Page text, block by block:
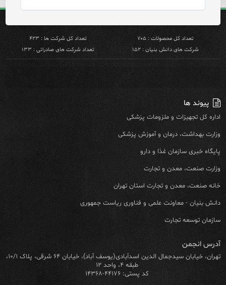
تعداد کل محصولات : ۷۰۵
تعداد کل شرکت ها : ۴۲۳
شرکت های دانش بنیان : ۱۵۲
تعداد شرکت های صادراتی : ۱۳۳
پیوند ها
اداره کل تجهیزات و ملزومات پزشکی
وزارت بهداشت، درمان و آموزش پزشکی
پایگاه خبری سازمان غذا و دارو
وزارت صنعت، معدن و تجارت
خانه صنعت، معدن و تجارت استان تهران
دانش بنیان - معاونت علمی و فناوری ریاست جمهوری
سازمان توسعه تجارت
آدرس انجمن
تهران، خیابان سیدجمال الدین اسدآبادی(یوسف آباد)، خیابان ۶۴ شرقی، پلاک ۱۰/۱،
طبقه ۴، واحد ۱۲
کد پستی: ۴۴۱۷۶-۱۴۳۶۸